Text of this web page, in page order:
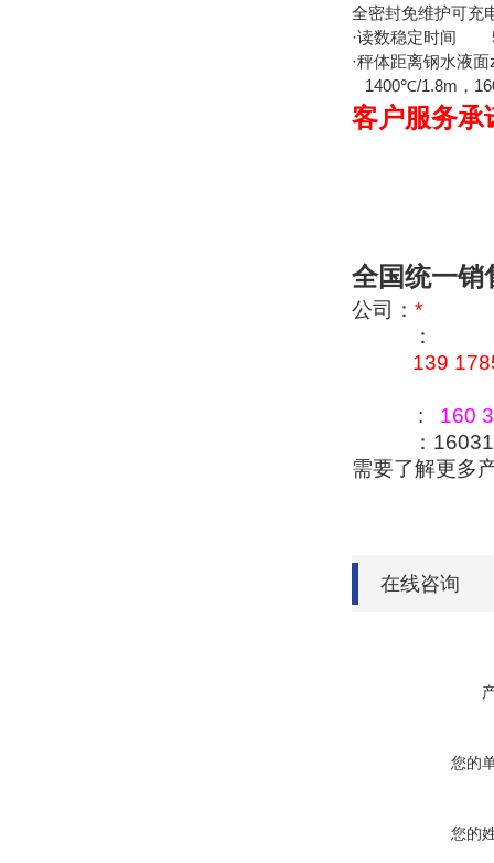
全密封免维护可
·读数稳定时间
·秤体距离钢水液
1400℃/1.8m ，
客户服务承
全国统一销
公司： *
：
139
: 160
：
需要了解更多
在线咨询
您的
您的